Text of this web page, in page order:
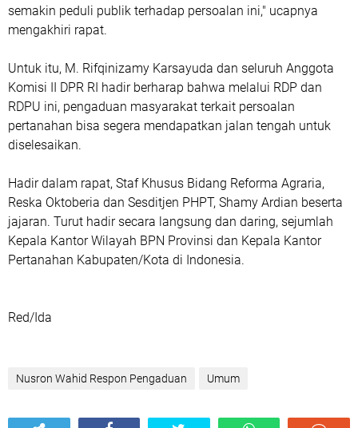
semakin peduli publik terhadap persoalan ini," ucapnya
mengakhiri rapat.
Untuk itu, M. Rifqinizamy Karsayuda dan seluruh Anggota
Komisi II DPR RI hadir berharap bahwa melalui RDP dan
RDPU ini, pengaduan masyarakat terkait persoalan
pertanahan bisa segera mendapatkan jalan tengah untuk
diselesaikan.
Hadir dalam rapat, Staf Khusus Bidang Reforma Agraria,
Reska Oktoberia dan Sesditjen PHPT, Shamy Ardian beserta
jajaran. Turut hadir secara langsung dan daring, sejumlah
Kepala Kantor Wilayah BPN Provinsi dan Kepala Kantor
Pertanahan Kabupaten/Kota di Indonesia.
Red/Ida
Nusron Wahid Respon Pengaduan Umum